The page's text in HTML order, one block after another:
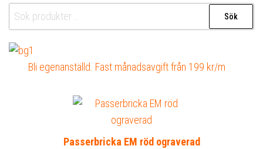
Sök
efter:
Sök
Bli egenanställd. Fast månadsavgift från 199 kr/m
Passerbricka EM röd ograverad